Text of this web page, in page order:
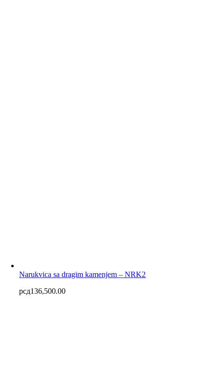
Narukvica sa dragim kamenjem – NRK2
рсд136,500.00